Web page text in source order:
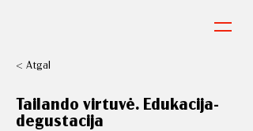
< Atgal
Tailando virtuvė. Edukacija-
degustacija